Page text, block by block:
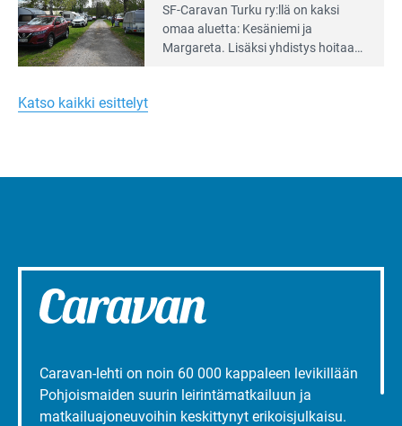
Lue
Leirintäoppaan
artikkeli:
Merellinen
Turun
liepeillä
SF-Caravan Turku ry:llä on kaksi
omaa aluet­ta: Kesäniemi ja
Margareta. Lisäksi yhdis­tys hoitaa
Katso kaikki esittelyt
Caravan-lehti on noin 60 000 kappaleen levikillään
Pohjoismaiden suurin leirintämatkailuun ja
matkailuajoneuvoihin keskittynyt erikoisjulkaisu.